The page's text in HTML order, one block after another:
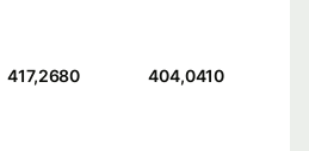
417,2680 404,0410